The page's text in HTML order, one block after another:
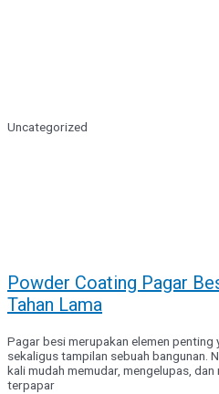
Uncategorized
Powder Coating Pagar
Tahan Lama
Pagar besi merupakan elemen penting
sekaligus tampilan sebuah bangunan.
kali mudah memudar, mengelupas,
terpapar